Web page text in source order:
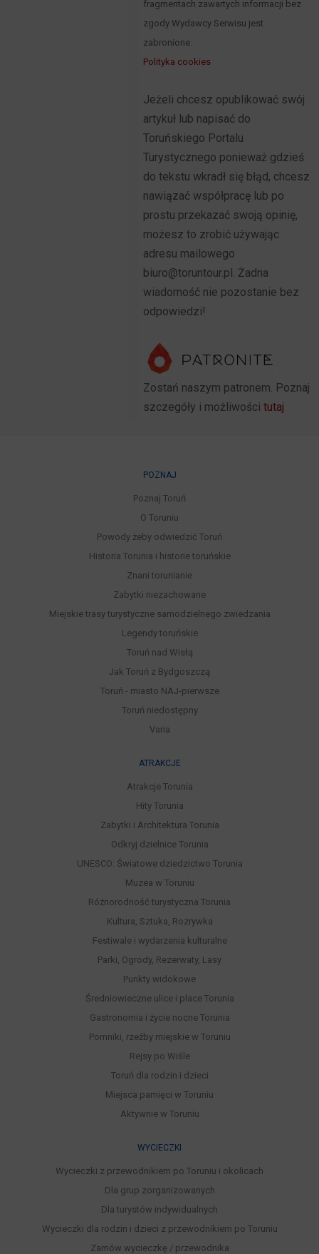
fragmentach zawartych informacji bez
zgody Wydawcy Serwisu jest
zabronione.
Polityka cookies
Jeżeli chcesz opublikować swój
artykuł lub napisać do
Toruńskiego Portalu
Turystycznego ponieważ gdzieś
do tekstu wkradł się błąd, chcesz
nawiązać współpracę lub po
prostu przekazać swoją opinię,
możesz to zrobić używając
adresu mailowego
biuro@toruntour.pl. Żadna
wiadomość nie pozostanie bez
odpowiedzi!
Zostań naszym patronem. Poznaj
szczegóły i możliwości tutaj
POZNAJ
Poznaj Toruń
O Toruniu
Powody żeby odwiedzić Toruń
Historia Torunia i historie toruńskie
Znani torunianie
Zabytki niezachowane
Miejskie trasy turystyczne samodzielnego zwiedzania
Legendy toruńskie
Toruń nad Wisłą
Jak Toruń z Bydgoszczą
Toruń - miasto NAJ-pierwsze
Toruń niedostępny
Varia
ATRAKCJE
Atrakcje Torunia
Hity Torunia
Zabytki i Architektura Torunia
Odkryj dzielnice Torunia
UNESCO: Światowe dziedzictwo Torunia
Muzea w Toruniu
Różnorodność turystyczna Torunia
Kultura, Sztuka, Rozrywka
Festiwale i wydarzenia kulturalne
Parki, Ogrody, Rezerwaty, Lasy
Punkty widokowe
Średniowieczne ulice i place Torunia
Gastronomia i życie nocne Torunia
Pomniki, rzeźby miejskie w Toruniu
Rejsy po Wiśle
Toruń dla rodzin i dzieci
Miejsca pamięci w Toruniu
Aktywnie w Toruniu
WYCIECZKI
Wycieczki z przewodnikiem po Toruniu i okolicach
Dla grup zorganizowanych
Dla turystów indywidualnych
Wycieczki dla rodzin i dzieci z przewodnikiem po Toruniu
Zamów wycieczkę / przewodnika